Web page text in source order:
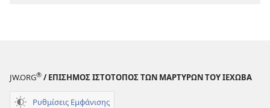
JW.ORG® / ΕΠΙΣΗΜΟΣ ΙΣΤΟΤΟΠΟΣ ΤΩΝ ΜΑΡΤΥΡΩΝ ΤΟΥ ΙΕΧΩΒΑ
Ρυθμίσεις Εμφάνισης